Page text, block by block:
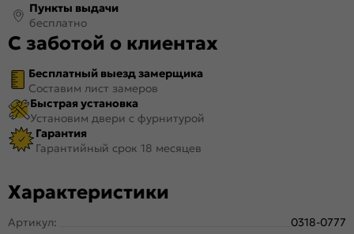
Пункты выдачи
бесплатно
С заботой о клиентах
Бесплатный выезд замерщика
Составим лист замеров
Быстрая установка
Установим двери с фурнитурой
Гарантия
Гарантийный срок 18 месяцев
Характеристики
Артикул:
0318-0777